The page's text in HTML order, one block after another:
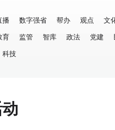
播 数字强省 帮办 观点 文
育 监管 智库 政法 党建
科技